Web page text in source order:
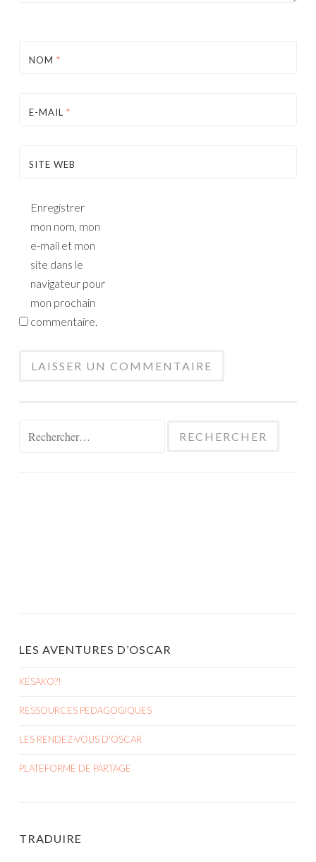
NOM *
E-MAIL *
SITE WEB
Enregistrer
mon nom, mon
e-mail et mon
site dans le
navigateur pour
mon prochain
commentaire.
LES AVENTURES D’OSCAR
KÉSAKO?!
RESSOURCES PEDAGOGIQUES
LES RENDEZ-VOUS D'OSCAR
PLATEFORME DE PARTAGE
TRADUIRE